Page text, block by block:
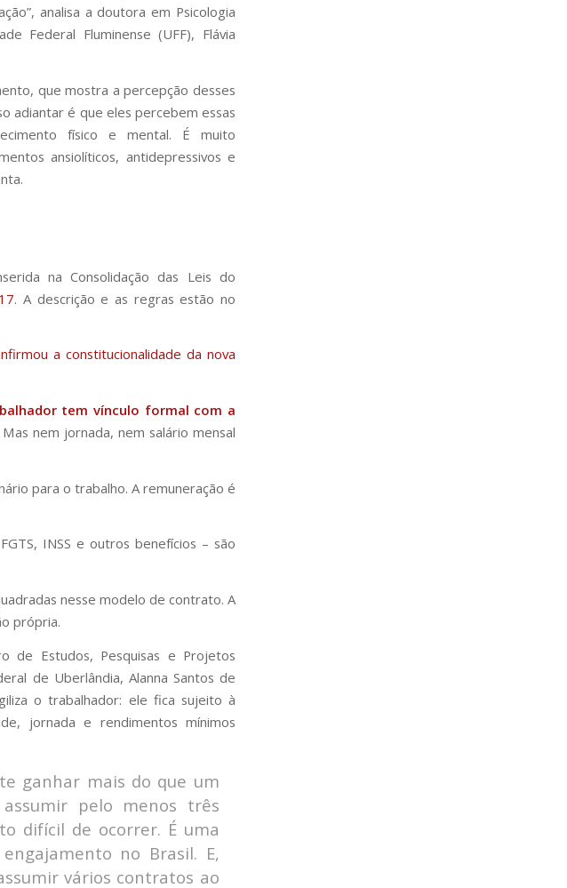
analisa a doutora em Psicologia
Federal Fluminense (UFF), Flávia
que mostra a percepção desses
adiantar é que eles percebem essas
físico e mental. É muito
ansiolíticos, antidepressivos e
na Consolidação das Leis do
. A descrição e as regras estão no
a constitucionalidade da nova
tem vínculo formal com a
Mas nem jornada, nem salário mensal
para o trabalho. A remuneração é
INSS e outros benefícios – são
nesse modelo de contrato. A
própria.
de Estudos, Pesquisas e Projetos
de Uberlândia, Alanna Santos de
o trabalhador: ele fica sujeito à
jornada e rendimentos mínimos
ganhar mais do que um
pelo menos três
difícil de ocorrer. É uma
no Brasil. E,
vários contratos ao